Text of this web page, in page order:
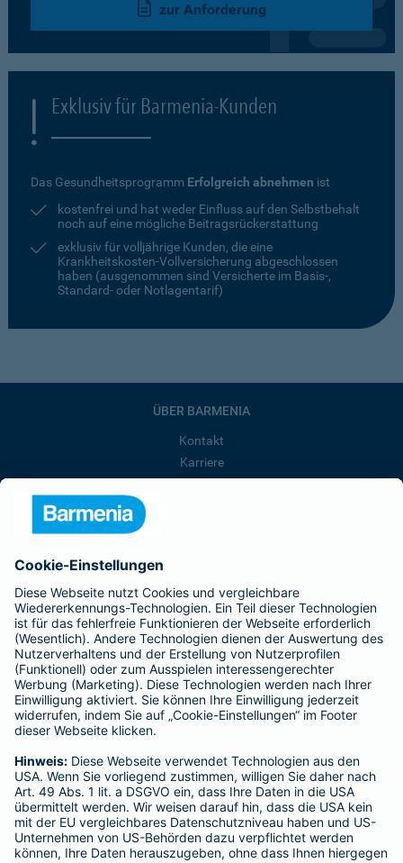
zur Anforderung
Exklusiv für Barmenia-Kunden
Das Gesundheitsprogramm Erfolgreich abnehmen ist
kostenfrei und hat weder Einfluss auf den Selbstbehalt
noch auf eine mögliche Beitragsrückerstattung
exklusiv für volljährige Kunden, die eine
Krankheitskosten-Vollversicherung abgeschlossen
haben (ausgenommen sind Versicherte im Basis-,
Standard- oder Notlagentarif)
ÜBER BARMENIA
Kontakt
Karriere
Barmenia ist Teil der BarmeniaGothaer
BELIEBTE SEITEN
Kranken-Zusatzversicherung
Tierversicherungen
Haftpflichtversicherung
Hausratversicherung
Adresse ändern
Schaden melden
Kilometerstandsmeldung
Serviceübersicht